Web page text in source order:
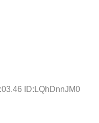
ID:LQhDnnJM0